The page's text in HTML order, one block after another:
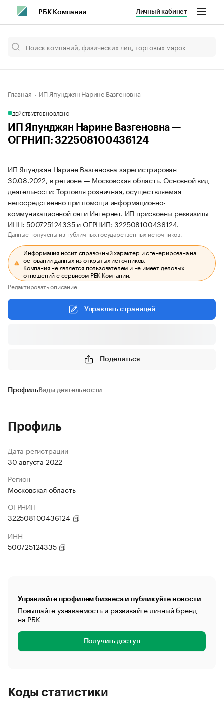
РБК Компании Личный кабинет
Главная ИП Япунджян Нарине Вазгеновна
ДЕЙСТВУЕТОБНОВЛЕНО
ИП Япунджян Нарине Вазгеновна —
ОГРНИП: 322508100436124
ИП Япунджян Нарине Вазгеновна зарегистрирован
30.08.2022, в регионе — Московская область. Основной вид
деятельности: Торговля розничная, осуществляемая
непосредственно при помощи информационно-
коммуникационной сети Интернет. ИП присвоены реквизиты
ИНН: 500725124335 и ОГРНИП: 322508100436124.
Данные получены из публичных государственных источников.
Информация носит справочный характер и сгенерирована на
основании данных из открытых источников.
Компания не является пользователем и не имеет деловых
отношений с сервисом РБК Компании.
Редактировать описание
Управлять страницей
Поделиться
ПрофильВиды деятельности
Профиль
Дата регистрации
30 августа 2022
Регион
Московская область
ОГРНИП
322508100436124
ИНН
500725124335
Управляйте профилем бизнеса и публикуйте новости
Повышайте узнаваемость и развивайте личный бренд
на РБК
Получить доступ
Коды статистики